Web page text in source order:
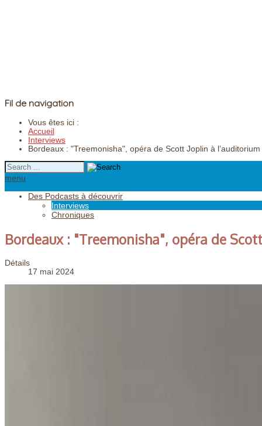
Fil de navigation
Vous êtes ici :
Accueil
Interviews
Bordeaux : "Treemonisha", opéra de Scott Joplin à l’auditorium
menu
Des Podcasts à découvrir
Interviews
Chroniques
Bordeaux : "Treemonisha", opéra de
Détails
17 mai 2024